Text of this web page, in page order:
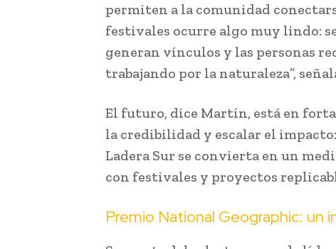
permiten a la comunidad
festivales ocurre algo muy lindo:
generan vínculos y las personas
trabajando por la naturaleza”,
El futuro, dice Martín, está en
la credibilidad y escalar el
Ladera Sur se convierta en un
con festivales y proyectos
Premio National Geographic: un